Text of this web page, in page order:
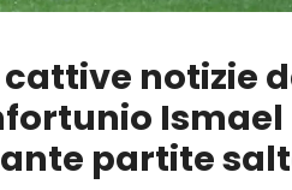
notizie
partite